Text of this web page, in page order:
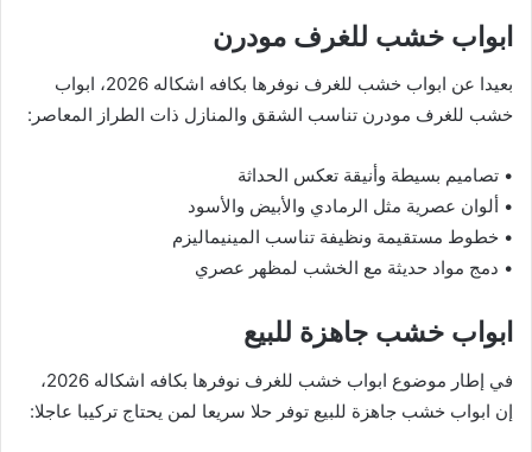
ابواب خشب للغرف مودرن
بعيدا عن ابواب خشب للغرف نوفرها بكافه اشكاله 2026، ابواب
خشب للغرف مودرن تناسب الشقق والمنازل ذات الطراز المعاصر:
• تصاميم بسيطة وأنيقة تعكس الحداثة
• ألوان عصرية مثل الرمادي والأبيض والأسود
• خطوط مستقيمة ونظيفة تناسب المينيماليزم
• دمج مواد حديثة مع الخشب لمظهر عصري
ابواب خشب جاهزة للبيع
في إطار موضوع ابواب خشب للغرف نوفرها بكافه اشكاله 2026،
إن ابواب خشب جاهزة للبيع توفر حلا سريعا لمن يحتاج تركيبا عاجلا: